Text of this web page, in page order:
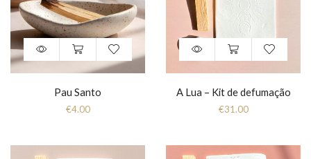
Pau Santo
€4.00
A Lua – Kit de defumação
€31.00